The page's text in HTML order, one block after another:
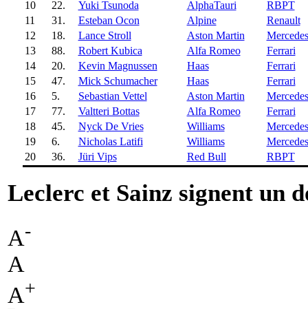
10
22. Yuki Tsunoda AlphaTauri
RBPT
11
31. Esteban Ocon Alpine
Renault
12
18. Lance Stroll Aston Martin
Mercedes
13
88. Robert Kubica Alfa Romeo
Ferrari
14
20. Kevin Magnussen Haas
Ferrari
15
47. Mick Schumacher Haas
Ferrari
16
5. Sebastian Vettel Aston Martin
Mercedes
17
77. Valtteri Bottas Alfa Romeo
Ferrari
18
45. Nyck De Vries Williams
Mercedes
19
6. Nicholas Latifi Williams
Mercedes
20
36. Jüri Vips Red Bull RBPT
Leclerc et Sainz signent un
A-
A
A+